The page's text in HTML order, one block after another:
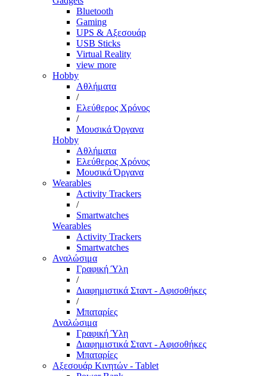
Bluetooth
Gaming
UPS & Αξεσουάρ
USB Sticks
Virtual Reality
view more
Hobby
Αθλήματα
/
Ελεύθερος Χρόνος
/
Μουσικά Όργανα
Hobby
Αθλήματα
Ελεύθερος Χρόνος
Μουσικά Όργανα
Wearables
Activity Trackers
/
Smartwatches
Wearables
Activity Trackers
Smartwatches
Αναλώσιμα
Γραφική Ύλη
/
Διαφημιστικά Σταντ - Αφισοθήκες
/
Μπαταρίες
Αναλώσιμα
Γραφική Ύλη
Διαφημιστικά Σταντ - Αφισοθήκες
Μπαταρίες
Αξεσουάρ Κινητών - Tablet